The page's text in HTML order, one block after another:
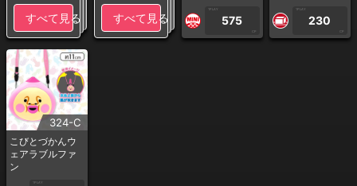
すべて見る すべて見る
1PLAY
575
CP
1PLAY
230
CP
324-C
こびとづかんウ
ェアラブルファ
ン
1PLAY